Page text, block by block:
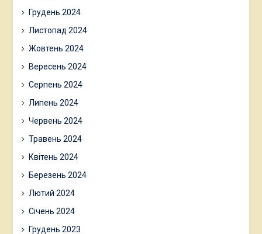
Грудень 2024
Листопад 2024
Жовтень 2024
Вересень 2024
Серпень 2024
Липень 2024
Червень 2024
Травень 2024
Квітень 2024
Березень 2024
Лютий 2024
Січень 2024
Грудень 2023